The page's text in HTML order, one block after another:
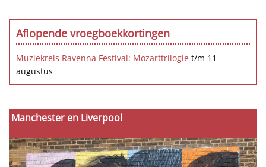
Manchester en Liverpool
Aflopende vroegboekkortingen
Muziekreis Ravenna Festival: Mozarttrilogie t/m 11
augustus